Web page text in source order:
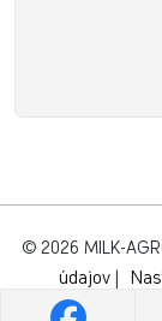
© 2026 MILK-
údajov|